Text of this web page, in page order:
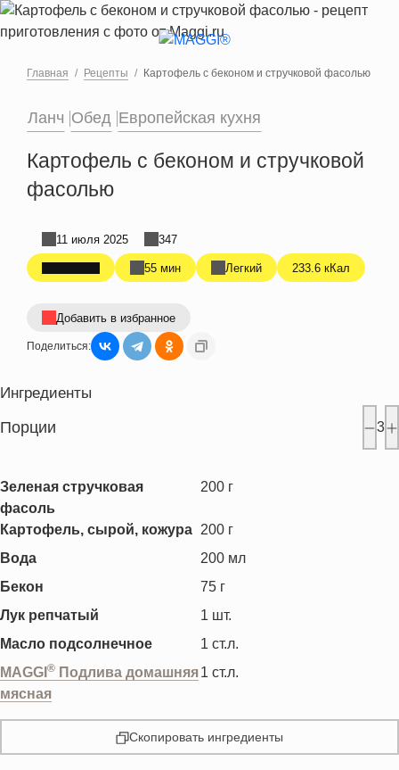
Перейти к основному содержанию
Главная Рецепты Картофель с беконом и стручковой фасолью
Ланч Обед Европейская кухня
Картофель с беконом и стручковой
фасолью
55 мин Легкий 233.6 кКал
11 июля 2025 347
Добавить в избранное
Поделиться:
Ингредиенты
Порции 3
Зеленая стручковая
фасоль
200 г
Картофель, сырой, кожура 200 г
Вода
200 мл
Бекон
75 г
Лук репчатый
1 шт.
Масло подсолнечное
1 ст.л.
MAGGI ® Подлива домашняя
мясная
1 ст.л.
Скопировать ингредиенты